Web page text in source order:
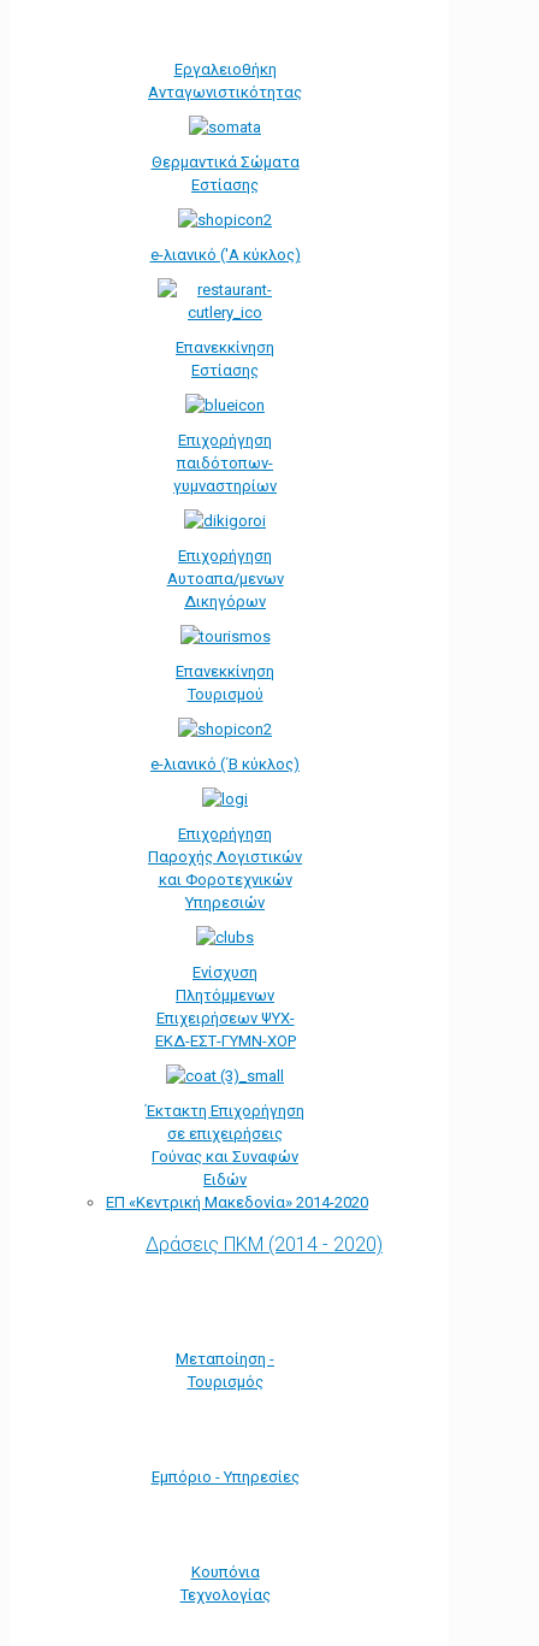
Εργαλειοθήκη
Ανταγωνιστικότητας
Θερμαντικά Σώματα
Εστίασης
e-λιανικό ('Α κύκλος)
Επανεκκίνηση
Εστίασης
Επιχορήγηση
παιδότοπων-
γυμναστηρίων
Επιχορήγηση
Αυτοαπα/μενων
Δικηγόρων
Επανεκκίνηση
Τουρισμού
e-λιανικό (΄Β κύκλος)
Επιχορήγηση
Παροχής Λογιστικών
και Φοροτεχνικών
Υπηρεσιών
Ενίσχυση
Πλητόμμενων
Επιχειρήσεων ΨΥΧ-
ΕΚΔ-ΕΣΤ-ΓΥΜΝ-ΧΟΡ
Έκτακτη Επιχορήγηση
σε επιχειρήσεις
Γούνας και Συναφών
Ειδών
ΕΠ «Kεντρική Μακεδονία» 2014-2020
Δράσεις ΠΚΜ (2014 - 2020)
Μεταποίηση -
Τουρισμός
Εμπόριο - Υπηρεσίες
Κουπόνια
Τεχνολογίας